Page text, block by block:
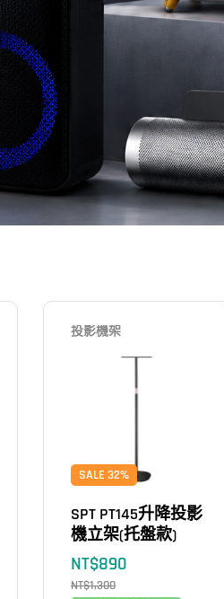
投影機架
SALE 32%
SPT PT145升降投影
機立架(托盤款)
NT$1,300
NT$890